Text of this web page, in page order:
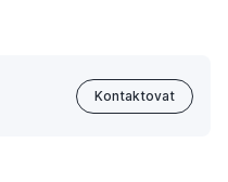
Kontaktovat